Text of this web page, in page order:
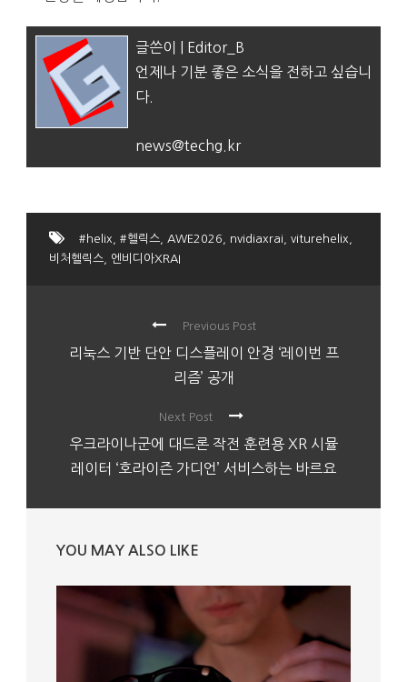
글쓴이 | Editor_B
언제나 기분 좋은 소식을 전하고 싶습니
다.
news@techg.kr
#helix #헬릭스 AWE2026 nvidiaxrai viturehelix
비처헬릭스
엔비디아XRAI
Previous Post
리눅스 기반 단안 디스플레이 안경 ‘레이번 프
리즘’ 공개
Next Post
우크라이나군에 대드론 작전 훈련용 XR 시뮬
레이터 ‘호라이즌 가디언’ 서비스하는 바르요
YOU MAY ALSO LIKE